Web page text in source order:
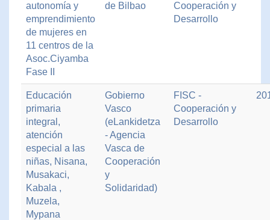
autonomía y
emprendimiento
de mujeres en
11 centros de la
Asoc.Ciyamba
Fase II
de Bilbao
Cooperación y
Desarrollo
Educación
primaria
integral,
atención
especial a las
niñas, Nisana,
Musakaci,
Kabala ,
Muzela,
Mypana
Gobierno
Vasco
(eLankidetza
- Agencia
Vasca de
Cooperación
y
Solidaridad)
FISC -
Cooperación y
Desarrollo